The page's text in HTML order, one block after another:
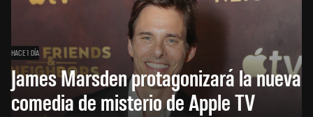
HACE 1 DÍA
James Marsden protagonizará la nueva
comedia de misterio de Apple TV